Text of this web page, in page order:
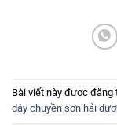
Bài viết này được đăng
dây chuyền sơn hải